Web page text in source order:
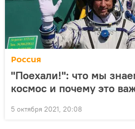
Россия
"Поехали!": что мы
космос и почему это
5 октября 2021, 20:08